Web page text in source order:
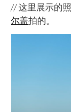
// 这里展示的
尔盖拍的。